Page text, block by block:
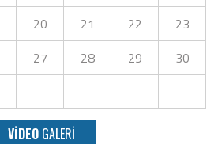
20 21 22
23
27 28 29
30
VİDEO GALERİ